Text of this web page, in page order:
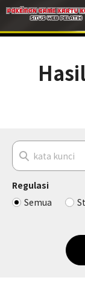
Regulasi
Semua